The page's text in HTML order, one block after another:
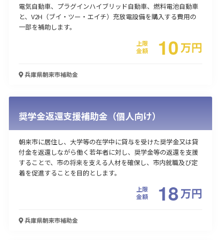
電気自動車、プラグインハイブリッド自動車、燃料電池自動車
と、V2H（ブイ・ツー・エイチ）充放電設備を購入する費用の
一部を補助​します。
上限
金額
10万円
兵庫県朝来市補助金
奨学金返還支援補助金（個人向け）
朝来市に居住し、大学等の在学中に貸与を受けた奨学金又は貸
付金を返還しながら働く若年者に対し、奨学金等の返還を支援
することで、市の将来を支える人材を確保し、市内就職及び定
着を促進することを目的とします。
上限
金額
18万円
兵庫県朝来市補助金